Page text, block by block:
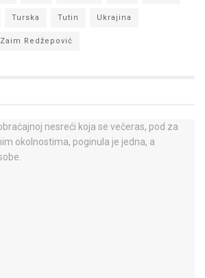
Turska Tutin Ukrajina
Zaim Redžepović